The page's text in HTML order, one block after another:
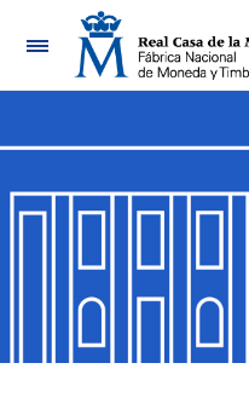
Navegación
Mostrar/Ocultar
Mostrar/Ocultar
Mostrar/Ocultar